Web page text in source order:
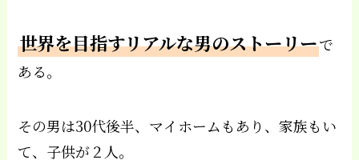
世界を目指すリアルな男のストーリーで
ある。
その男は30代後半、マイホームもあり、家族もい
て、子供が２人。